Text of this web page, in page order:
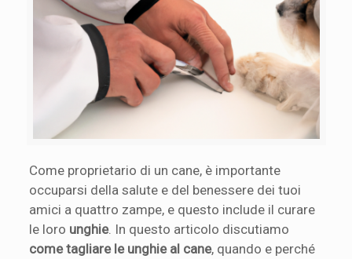
Come proprietario di un cane, è importante
occuparsi della salute e del benessere dei tuoi
amici a quattro zampe, e questo include il curare
le loro unghie. In questo articolo discutiamo
come tagliare le unghie al cane, quando e perché